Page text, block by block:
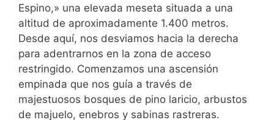
Espino,» una elevada meseta situada a una
altitud de aproximadamente 1.400 metros.
Desde aquí, nos desviamos hacia la derecha
para adentrarnos en la zona de acceso
restringido. Comenzamos una ascensión
empinada que nos guía a través de
majestuosos bosques de pino laricio, arbustos
de majuelo, enebros y sabinas rastreras.